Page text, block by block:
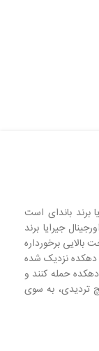
برند باندای است
جیرایا برند
برخورداره
دهکده نزدیک شده
حمله کنند و
تردیدی، به سوی